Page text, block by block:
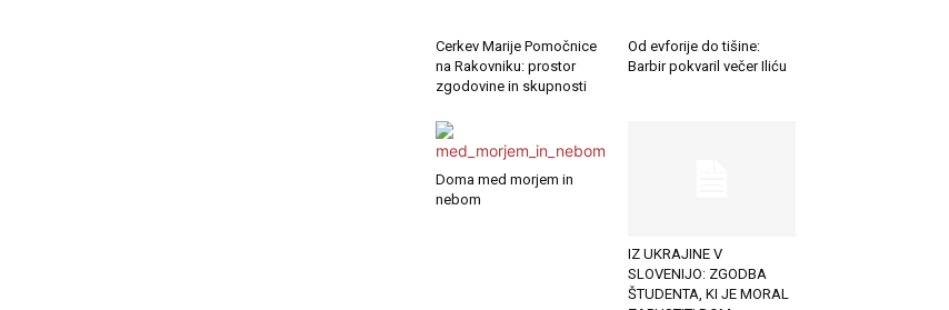
Cerkev Marije Pomočnice
na Rakovniku: prostor
zgodovine in skupnosti
Od evforije do tišine:
Barbir pokvaril večer Iliću
Doma med morjem in
nebom
IZ UKRAJINE V
SLOVENIJO: ZGODBA
ŠTUDENTA, KI JE MORAL